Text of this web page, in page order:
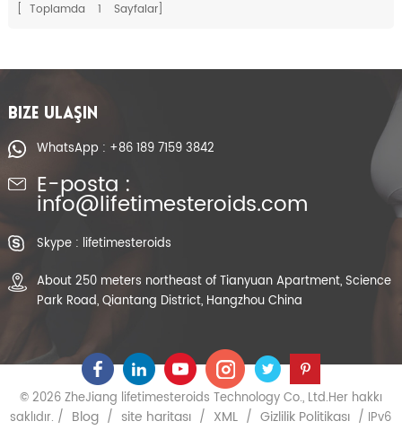
[ Toplamda 1 Sayfalar]
BIZE ULAŞIN
WhatsApp : +86 189 7159 3842
E-posta :
info@lifetimesteroids.com
Skype : lifetimesteroids
About 250 meters northeast of Tianyuan Apartment, Science
Park Road, Qiantang District, Hangzhou China
© 2026 ZheJiang lifetimesteroids Technology Co., Ltd.Her hakkı
saklıdır. / Blog / site haritası / XML / Gizlilik Politikası / IPv6